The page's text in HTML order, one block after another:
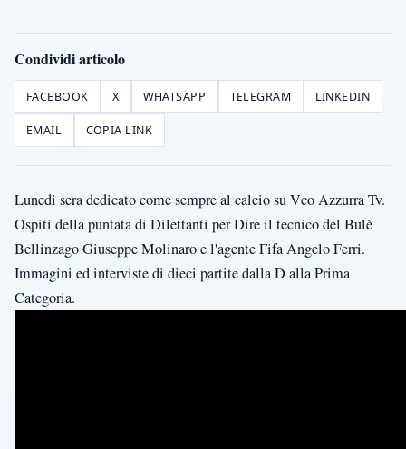
Condividi articolo
FACEBOOK X WHATSAPP TELEGRAM LINKEDIN
EMAIL COPIA LINK
Lunedi sera dedicato come sempre al calcio su Vco Azzurra Tv.
Ospiti della puntata di Dilettanti per Dire il tecnico del Bulè
Bellinzago Giuseppe Molinaro e l'agente Fifa Angelo Ferri.
Immagini ed interviste di dieci partite dalla D alla Prima
Categoria.